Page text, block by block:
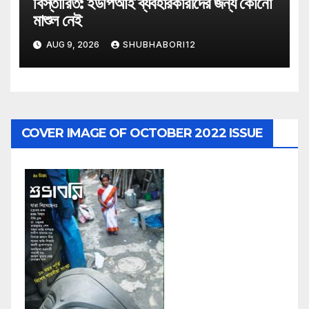
মাশুল নেই
AUG 9, 2026 SHUBHABORI12
COVER IMAGE OF OCTOBER 2022 ISSUE